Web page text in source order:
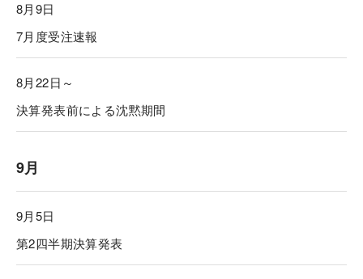
8月9日
7月度受注速報
8月22日～
決算発表前による沈黙期間
9月
9月5日
第2四半期決算発表